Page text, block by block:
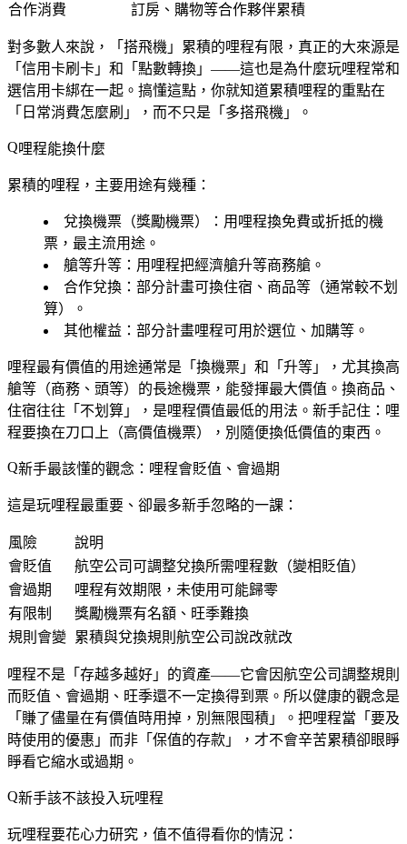
合作消費
訂房、購物等合作夥伴累積
對多數人來說，「搭飛機」累積的哩程有限，真正的大來源是
「信用卡刷卡」和「點數轉換」——這也是為什麼玩哩程常和
選信用卡綁在一起。搞懂這點，你就知道累積哩程的重點在
「日常消費怎麼刷」，而不只是「多搭飛機」。
哩程能換什麼
累積的哩程，主要用途有幾種：
兌換機票（獎勵機票）
：用哩程換免費或折抵的機
票，最主流用途。
艙等升等 ：用哩程把經濟艙升等商務艙。
合作兌換 ：部分計畫可換住宿、商品等（通常較不划
算）。
其他權益 ：部分計畫哩程可用於選位、加購等。
哩程最有價值的用途通常是「換機票」和「升等」，尤其換高
艙等（商務、頭等）的長途機票，能發揮最大價值。換商品、
住宿往往「不划算」，是哩程價值最低的用法。新手記住：哩
程要換在刀口上（高價值機票），別隨便換低價值的東西。
新手最該懂的觀念：哩程會貶值、會過期
這是玩哩程最重要、卻最多新手忽略的一課：
風險
說明
會貶值
航空公司可調整兌換所需哩程數（變相貶值）
會過期
哩程有效期限，未使用可能歸零
有限制
獎勵機票有名額、旺季難換
規則會變
累積與兌換規則航空公司說改就改
哩程不是「存越多越好」的資產——它會因航空公司調整規則
而貶值、會過期、旺季還不一定換得到票。所以健康的觀念是
「賺了儘量在有價值時用掉，別無限囤積」。把哩程當「要及
時使用的優惠」而非「保值的存款」，才不會辛苦累積卻眼睜
睜看它縮水或過期。
新手該不該投入玩哩程
玩哩程要花心力研究，值不值得看你的情況：